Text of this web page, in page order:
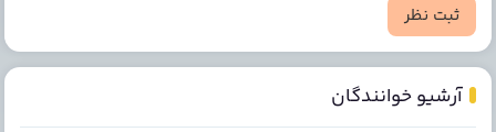
ثبت نظر
آرشیو خوانندگان